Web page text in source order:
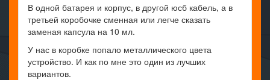
В одной батарея и корпус, в другой юсб кабель, а в
третьей коробочке сменная или легче сказать
заменая капсула на 10 мл.
У нас в коробке попало металлического цвета
устройство. И как по мне это один из лучших
вариантов.